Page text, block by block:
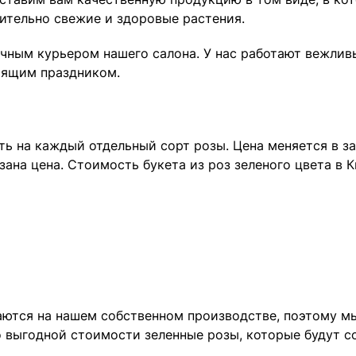
свежие и здоровые растения.
курьером нашего салона. У нас работают
праздником.
на каждый отдельный сорт розы. Цена меняется в
цена. Стоимость букета из роз зеленого цвета в
на нашем собственном производстве, поэтому
стоимости зеленные розы, которые будут